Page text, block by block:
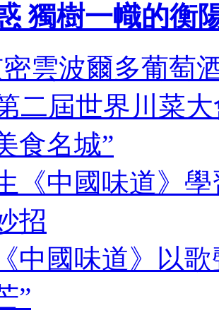
獨樹一幟的衡
雲波爾多葡萄
二屆世界川菜
食名城”
《中國味道》
招
中國味道》以
”